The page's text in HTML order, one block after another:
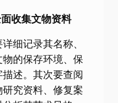
收集文物资料
细记录其名称、
的保存环境、保
述。其次要查阅
究资料、修复案